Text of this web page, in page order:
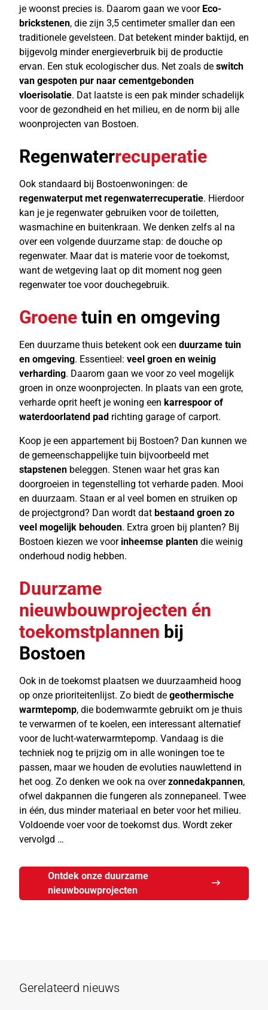
je woonst precies is. Daarom gaan we voorEco-
brickstenen, die zijn 3,5 centimeter smaller dan een
traditionele gevelsteen. Dat betekent minder baktijd, en
bijgevolg minder energieverbruik bij de productie
ervan. Een stuk ecologischer dus. Net zoals de switch
van gespoten pur naar cementgebonden
vloerisolatie. Dat laatste is een pak minder schadelijk
voor de gezondheid en het milieu, en de norm bij alle
woonprojecten van Bostoen.
Regenwaterrecuperatie
Ook standaard bij Bostoenwoningen: de
regenwaterput met regenwaterrecuperatie. Hierdoor
kan je je regenwater gebruiken voor de toiletten,
wasmachine en buitenkraan. We denken zelfs al na
over een volgende duurzame stap: de douche op
regenwater. Maar dat is materie voor de toekomst,
want de wetgeving laat op dit moment nog geen
regenwater toe voor douchegebruik.
Groene tuin en omgeving
Een duurzame thuis betekent ook een duurzame tuin
en omgeving. Essentieel: veel groen en weinig
verharding. Daarom gaan we voor zo veel mogelijk
groen in onze woonprojecten. In plaats van een grote,
verharde oprit heeft je woning een karrespoor of
waterdoorlatend pad richting garage of carport.
Koop je een appartement bij Bostoen? Dan kunnen we
de gemeenschappelijke tuin bijvoorbeeld met
stapstenen beleggen. Stenen waar het gras kan
doorgroeien in tegenstelling tot verharde paden. Mooi
en duurzaam. Staan er al veel bomen en struiken op
de projectgrond? Dan wordt dat bestaand groen zo
veel mogelijk behouden. Extra groen bij planten? Bij
Bostoen kiezen we voorinheemse planten die weinig
onderhoud nodig hebben.
Duurzame
nieuwbouwprojecten én
toekomstplannen bij
Bostoen
Ook in de toekomst plaatsen we duurzaamheid hoog
op onze prioriteitenlijst. Zo biedt de geothermische
warmtepomp, die bodemwarmte gebruikt om je thuis
te verwarmen of te koelen, een interessant alternatief
voor de lucht-waterwarmtepomp. Vandaag is die
techniek nog te prijzig om in alle woningen toe te
passen, maar we houden de evoluties nauwlettend in
het oog. Zo denken we ook na overzonnedakpannen,
ofwel dakpannen die fungeren als zonnepaneel. Twee
in één, dus minder materiaal en beter voor het milieu.
Voldoende voer voor de toekomst dus. Wordt zeker
vervolgd …
Ontdek onze duurzame
nieuwbouwprojecten
Gerelateerd nieuws